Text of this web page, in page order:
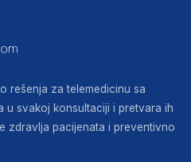
rešenja za telemedicinu sa
u svakoj konsultaciji i pretvara ih
zdravlja pacijenata i preventivno